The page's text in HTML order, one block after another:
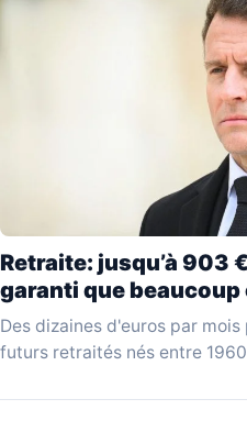
Retraite: jusqu’à 903
garanti que
Des dizaines d'euros par
futurs retraités nés entre